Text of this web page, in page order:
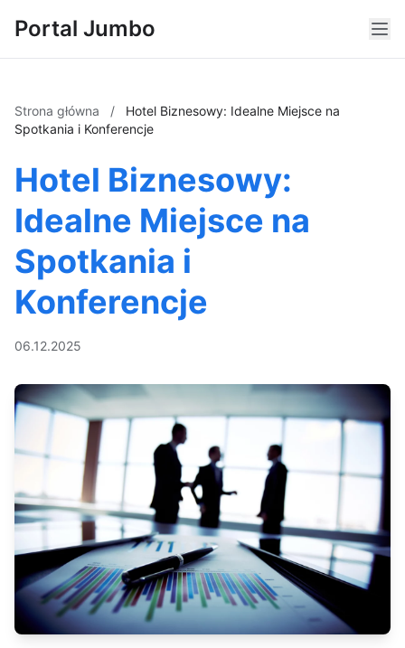
Portal Jumbo
Strona główna /
Hotel Biznesowy: Idealne Miejsce na
Spotkania i Konferencje
Hotel Biznesowy:
Idealne Miejsce na
Spotkania i
Konferencje
06.12.2025